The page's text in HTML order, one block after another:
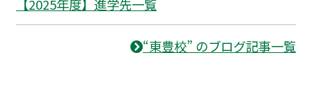
【2025年度】進学先一覧
“東豊校” のブログ記事一覧